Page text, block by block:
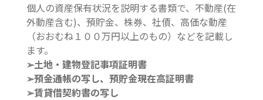
個人の資産保有状況を説明する書類で、不動産(在
外動産含む)、預貯金、株券、社債、高価な動産
（おおむね１００万円以上のもの）などを記載し
ます。
➢土地・建物登記事項証明書
➢預金通帳の写し、預貯金現在高証明書
➢賃貸借契約書の写し